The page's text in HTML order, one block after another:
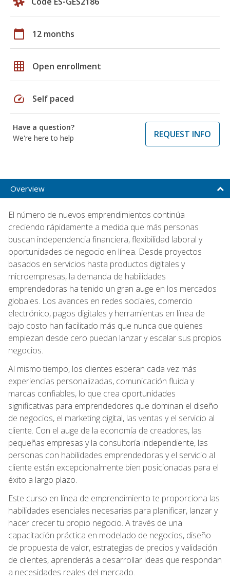
calendar_today 12 months
grid_on Open enrollment
speed Self paced
Have a question?
We're here to help
REQUEST INFO
Overview
El número de nuevos emprendimientos continúa
creciendo rápidamente a medida que más personas
buscan independencia financiera, flexibilidad laboral y
oportunidades de negocio en línea. Desde proyectos
basados en servicios hasta productos digitales y
microempresas, la demanda de habilidades
emprendedoras ha tenido un gran auge en los mercados
globales. Los avances en redes sociales, comercio
electrónico, pagos digitales y herramientas en línea de
bajo costo han facilitado más que nunca que quienes
empiezan desde cero puedan lanzar y escalar sus propios
negocios.
Al mismo tiempo, los clientes esperan cada vez más
experiencias personalizadas, comunicación fluida y
marcas confiables, lo que crea oportunidades
significativas para emprendedores que dominan el diseño
de negocios, el marketing digital, las ventas y el servicio al
cliente. Con el auge de la economía de creadores, las
pequeñas empresas y la consultoría independiente, las
personas con habilidades emprendedoras y el servicio al
cliente están excepcionalmente bien posicionadas para el
éxito a largo plazo.
Este curso en línea de emprendimiento te proporciona las
habilidades esenciales necesarias para planificar, lanzar y
hacer crecer tu propio negocio. A través de una
capacitación práctica en modelado de negocios, diseño
de propuesta de valor, estrategias de precios y validación
de clientes, aprenderás a desarrollar ideas que respondan
a necesidades reales del mercado.